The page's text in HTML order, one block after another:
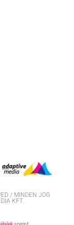
/ MINDEN JOG
KFT.